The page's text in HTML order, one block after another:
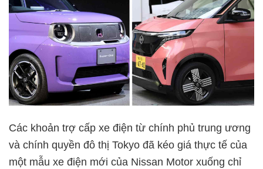
Các khoản trợ cấp xe điện từ chính phủ trung ương
và chính quyền đô thị Tokyo đã kéo giá thực tế của
một mẫu xe điện mới của Nissan Motor xuống chỉ